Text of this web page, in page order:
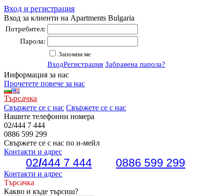
Вход и регистрация
Вход за клиенти на Apartments Bulgaria
Потребител:
Парола:
Запомни ме
ВходРегистрация Забравена парола?
Информация за нас
Прочетете повече за нас
Търсачка
Свържете се с нас Свържете се с нас
Нашите телефонни номера
02/444 7 444
0886 599 299
Свържете се с нас по и-мейл
Контакти и адрес
02/444 7 444 0886 599 299
Контакти и адрес
Търсачка
Какво и къде търсиш?